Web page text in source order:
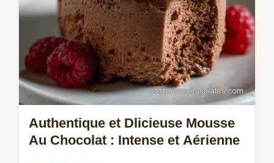
Authentique et Dlicieuse Mousse
Au Chocolat : Intense et Aérienne